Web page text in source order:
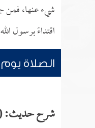
شيء عنها، فمن
اقتداءً برسول
الصلاة
شرح حديث: